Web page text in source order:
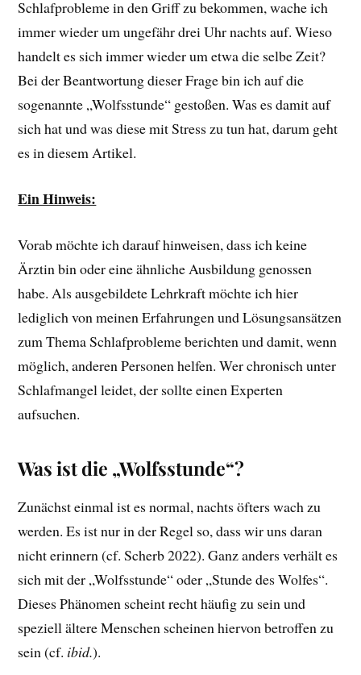
Schlafprobleme in den Griff zu bekommen, wache ich
immer wieder um ungefähr drei Uhr nachts auf. Wieso
handelt es sich immer wieder um etwa die selbe Zeit?
Bei der Beantwortung dieser Frage bin ich auf die
sogenannte „Wolfsstunde“ gestoßen. Was es damit auf
sich hat und was diese mit Stress zu tun hat, darum geht
es in diesem Artikel.
Ein Hinweis:
Vorab möchte ich darauf hinweisen, dass ich keine
Ärztin bin oder eine ähnliche Ausbildung genossen
habe. Als ausgebildete Lehrkraft möchte ich hier
lediglich von meinen Erfahrungen und Lösungsansätzen
zum Thema Schlafprobleme berichten und damit, wenn
möglich, anderen Personen helfen. Wer chronisch unter
Schlafmangel leidet, der sollte einen Experten
aufsuchen.
Was ist die „Wolfsstunde“?
Zunächst einmal ist es normal, nachts öfters wach zu
werden. Es ist nur in der Regel so, dass wir uns daran
nicht erinnern (cf. Scherb 2022). Ganz anders verhält es
sich mit der „Wolfsstunde“ oder „Stunde des Wolfes“.
Dieses Phänomen scheint recht häufig zu sein und
speziell ältere Menschen scheinen hiervon betroffen zu
sein (cf. ibid.).